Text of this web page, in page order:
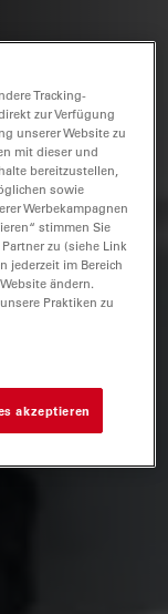
Tracking-
zur Verfügung
unserer Website zu
mit dieser und
bereitzustellen,
sowie
Werbekampagnen
stimmen Sie
zu (siehe Link
jederzeit im Bereich
ändern.
Praktiken zu
akzeptieren